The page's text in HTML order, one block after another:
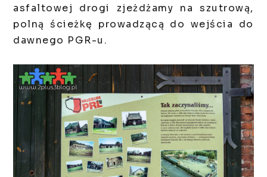
asfaltowej drogi zjeżdżamy na szutrową,
polną ścieżkę prowadzącą do wejścia do
dawnego PGR-u.